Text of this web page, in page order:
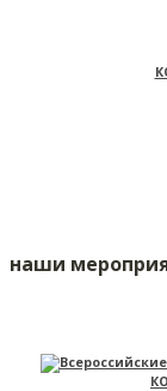
наши